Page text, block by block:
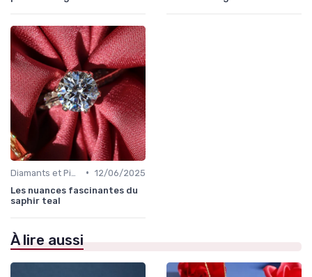
• 12/06/2025
Les nuances fascinantes du
saphir teal
À lire aussi